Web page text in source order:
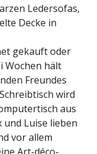
Ledersofas,
Decke in
gekauft oder
Wochen hält
Freundes
wird
aus
und Luise lieben
vor allem